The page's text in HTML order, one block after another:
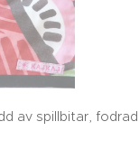
av spillbitar,